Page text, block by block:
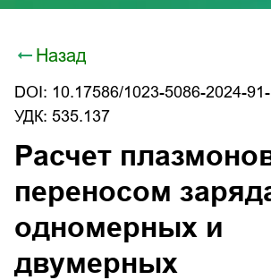
Назад
DOI: 10.17586/1023-5086-2024-91-
УДК: 535.137
Расчет
переносом
одномерных и
двумерных